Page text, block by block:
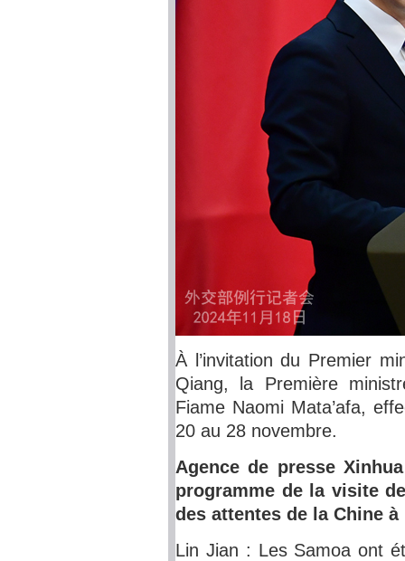
À l’invitation du Premier
Qiang, la Première
Fiame Naomi Mata’afa,
20 au 28 novembre.
Agence de presse
programme de la visite
des attentes de la Chine
Lin Jian : Les Samoa ont